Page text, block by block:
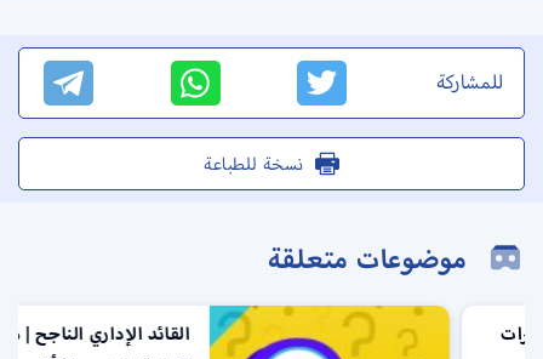
للمشاركة
نسخة للطباعة
موضوعات متعلقة
القائد الإداري الناجح | مفهوم